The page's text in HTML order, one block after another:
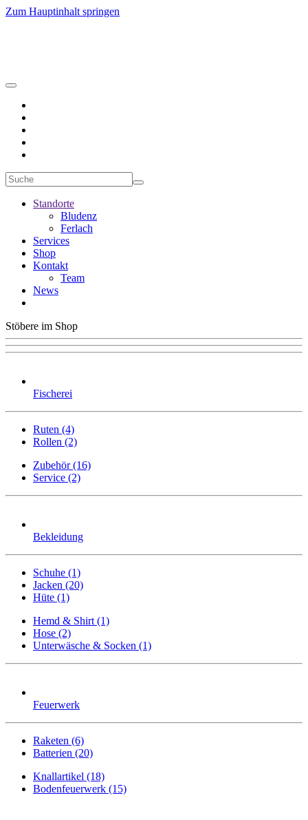
Zum Hauptinhalt springen
Standorte
Bludenz
Ferlach
Services
Shop
Kontakt
Team
News
Stöbere im Shop
Fischerei
Ruten (4)
Rollen (2)
Zubehör (16)
Service (2)
Bekleidung
Schuhe (1)
Jacken (20)
Hüte (1)
Hemd & Shirt (1)
Hose (2)
Unterwäsche & Socken (1)
Feuerwerk
Raketen (6)
Batterien (20)
Knallartikel (18)
Bodenfeuerwerk (15)